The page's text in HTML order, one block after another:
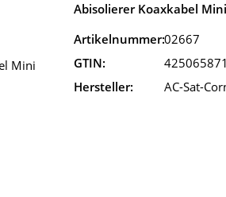
Abisolierer Koaxkabel
Artikelnummer:02667
GTIN:
Hersteller:
AC-Sat-